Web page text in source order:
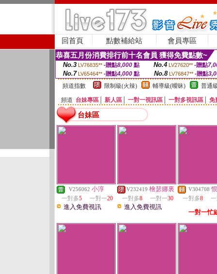
回首頁 點數補給站 會員專區
恭喜五月份消費排行前十名會員 獲得免費點數~
No.3 LV76835** -贈點8,000點 No.4 LV27620** -贈點
No.7 LV65464** -贈點4,000 點 No.8 LV76847** -贈點
頻道指數
限制級(火辣) 輔導級(曖昧) 普通
頻道 台妹專區 新人區 一對一視訊區 一對多視訊區 免
台妹區
V256062 小淳
一對多5 一對一20
進入免費視訊
V232419 檜瑟娜裏
一對多8 一對一30
進入免費視訊
V304708
一對多8
一對一忙